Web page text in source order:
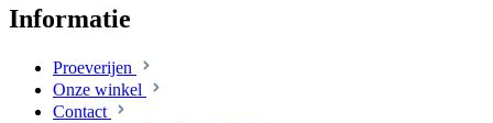
Informatie
Proeverijen
Onze winkel
Contact